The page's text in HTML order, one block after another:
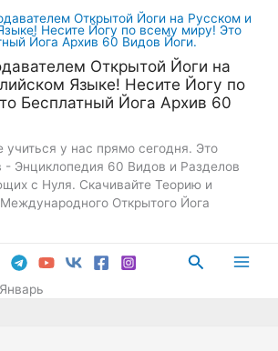
Открытой Йоги на
Языке! Несите Йогу по
Бесплатный Йога Архив 60
учиться у нас прямо сегодня. Это
- Энциклопедия 60 Видов и Разделов
с Нуля. Скачивайте Теорию и
Открытого Йога
Поиск
Январь